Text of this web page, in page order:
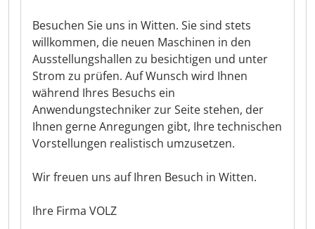
Besuchen Sie uns in Witten. Sie sind stets
willkommen, die neuen Maschinen in den
Ausstellungshallen zu besichtigen und unter
Strom zu prüfen. Auf Wunsch wird Ihnen
während Ihres Besuchs ein
Anwendungstechniker zur Seite stehen, der
Ihnen gerne Anregungen gibt, Ihre technischen
Vorstellungen realistisch umzusetzen.
Wir freuen uns auf Ihren Besuch in Witten.
Ihre Firma VOLZ